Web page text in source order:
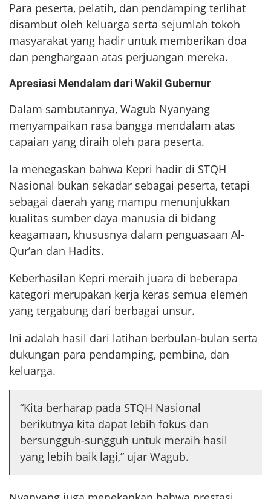
Para peserta, pelatih, dan pendamping terlihat
disambut oleh keluarga serta sejumlah tokoh
masyarakat yang hadir untuk memberikan doa
dan penghargaan atas perjuangan mereka.
Apresiasi Mendalam dari Wakil Gubernur
Dalam sambutannya, Wagub Nyanyang
menyampaikan rasa bangga mendalam atas
capaian yang diraih oleh para peserta.
Ia menegaskan bahwa Kepri hadir di STQH
Nasional bukan sekadar sebagai peserta, tetapi
sebagai daerah yang mampu menunjukkan
kualitas sumber daya manusia di bidang
keagamaan, khususnya dalam penguasaan Al-
Qur’an dan Hadits.
Keberhasilan Kepri meraih juara di beberapa
kategori merupakan kerja keras semua elemen
yang tergabung dari berbagai unsur.
Ini adalah hasil dari latihan berbulan-bulan serta
dukungan para pendamping, pembina, dan
keluarga.
“Kita berharap pada STQH Nasional
berikutnya kita dapat lebih fokus dan
bersungguh-sungguh untuk meraih hasil
yang lebih baik lagi,” ujar Wagub.